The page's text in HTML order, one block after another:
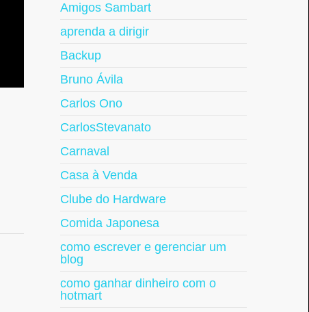
Amigos Sambart
aprenda a dirigir
Backup
Bruno Ávila
Carlos Ono
CarlosStevanato
Carnaval
Casa à Venda
Clube do Hardware
Comida Japonesa
como escrever e gerenciar um
blog
como ganhar dinheiro com o
hotmart